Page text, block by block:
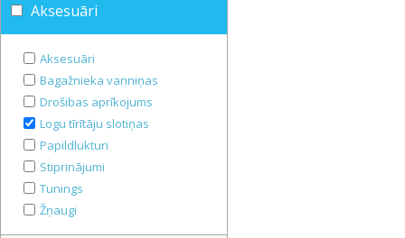
Aksesuāri
Aksesuāri
Bagažnieka vanniņas
Drošibas aprīkojums
Logu tīrītāju slotiņas
Papildlukturi
Stiprinājumi
Tunings
Žņaugi